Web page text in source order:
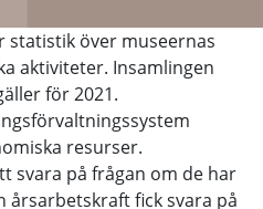
över museernas
aktiviteter. Insamlingen
för 2021.
resurser.
svara på frågan om de har
årsarbetskraft fick svara på